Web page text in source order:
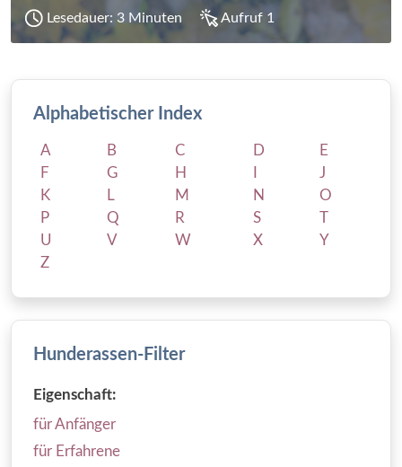
Lesedauer: 3 Minuten Aufruf 1
Alphabetischer Index
A B C D
E
F
G H
J
K
L M N
O
P
Q R S
T
U
V W X
Y
Z
Hunderassen-Filter
Eigenschaft:
für Anfänger
für Erfahrene